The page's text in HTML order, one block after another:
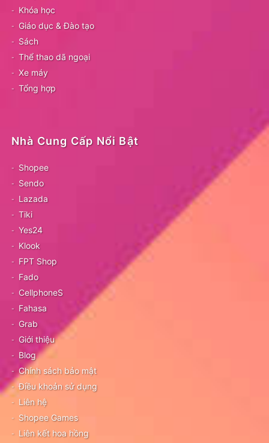
Khóa học
Giáo dục & Đào tạo
Sách
Thể thao dã ngoại
Xe máy
Tổng hợp
Nhà Cung Cấp Nổi Bật
Shopee
Sendo
Lazada
Tiki
Yes24
Klook
FPT Shop
Fado
CellphoneS
Fahasa
Grab
Giới thiệu
Blog
Chính sách bảo mật
Điều khoản sử dụng
Liên hệ
Shopee Games
Liên kết hoa hồng